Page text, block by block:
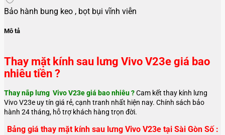
Bảo hành bung keo , bọt bụi vĩnh viễn
Mô tả
Thay mặt kính sau lưng Vivo V23e giá bao
nhiêu tiền ?
Thay nắp lưng Vivo V23e giá bao nhiêu ?Cam kết thay kính lưng
Vivo V23e uy tín giá rẻ, cạnh tranh nhất hiện nay. Chính sách bảo
hành 24 tháng, hỗ trợ khách hàng trọn đời.
Bảng giá thay mặt kính sau lưng Vivo V23e tại Sài Gòn Số :